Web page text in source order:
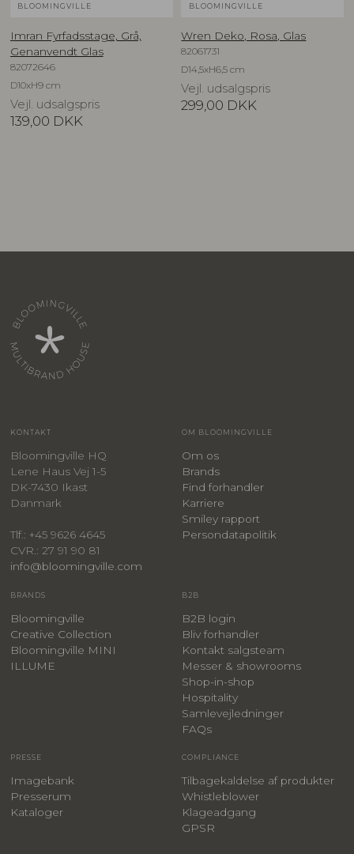
BLOOMINGVILLE
Imran Fyrfadsstage, Grå,
Genanvendt Glas
82072646
D10xH9 cm
Vejl. udsalgspris
139,00 DKK
BLOOMINGVILLE
Wren Deko, Rosa, Glas
82061731
D14,5xH6,5 cm
Vejl. udsalgspris
299,00 DKK
KONTAKT
Bloomingville HQ
Lene Haus Vej 1-5
DK-7430 Ikast
Danmark
Tlf.: +45 9626 4645
CVR.: 27 91 90 81
info@bloomingville.com
OM BLOOMINGVILLE
Om os
Brands
Find forhandler
Karriere
Smiley rapport
Persondatapolitik
BRANDS
Bloomingville
Creative Collection
Bloomingville MINI
ILLUME
B2B
B2B login
Bliv forhandler
Kontakt salgsteam
Messer & showrooms
Shop-in-shop
Hospitality
Samlevejledninger
FAQs
PRESSE
Imagebank
Presserum
Kataloger
COMPLIANCE
Tilbagekaldelse af produkter
Whistleblower
Klageadgang
GPSR